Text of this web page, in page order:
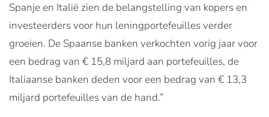
Spanje en Italië zien de belangstelling van kopers en
investeerders voor hun leningportefeuilles verder
groeien. De Spaanse banken verkochten vorig jaar voor
een bedrag van € 15,8 miljard aan portefeuilles, de
Italiaanse banken deden voor een bedrag van € 13,3
miljard portefeuilles van de hand.”